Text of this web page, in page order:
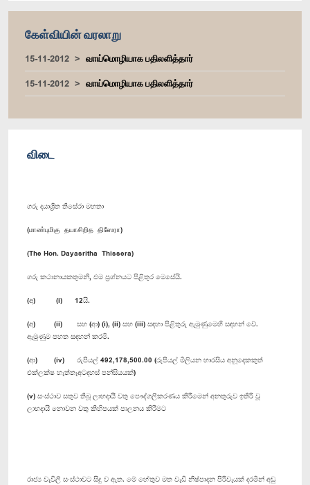
கேள்வியின் வரலாறு
15-11-2012
வாய்மொழியாக பதிலளித்தார்
15-11-2012
வாய்மொழியாக பதிலளித்தார்
விடை
ගරු දයාශ්‍රිත තිසේරා මහතා
(மாண்புமிகு தயாசிறித திஸேரா)
(The Hon. Dayasritha Thissera)
ගරු කථානායකතුමනි, එම ප්‍රශ්නයට පිළිතුර මෙසේයි.
(අ) (i) 12යි.
(අ) (ii) සහ (ආ) (i), (ii) සහ (iii) සඳහා පිළිතුරු ඇමුණුමෙහි සඳහන් වේ.
ඇමුණුම පහත සඳහන් කරමි.
(ආ) (iv) රුපියල් 492,178,500.00 (රුපියල් මිලියන හාරසිය අනූදෙකකුත්
එක්ලක්ෂ හැත්තෑඅටදහස් පන්සියයක්)
(v) සංස්ථාව සතුව තිබූ ලාභදායී වතු පෞද්ගලීකරණය කිරීමෙන් අනතුරුව ඉතිරි වූ
ලාභදායී නොවන වතු කිහිපයක් පාලනය කිරීමට
රාජ්‍ය වැවිලි සංස්ථාවට සිදු ව ඇත. මේ හේතුව මත වැඩි නිෂ්පාදන පිරිවැයක් දරමින් අඩු